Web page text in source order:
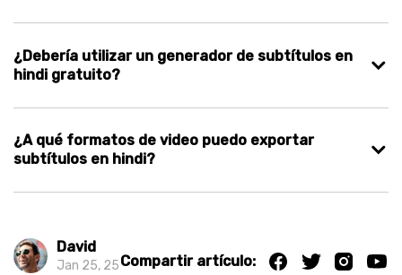
¿Debería utilizar un generador de subtítulos en
hindi gratuito?
¿A qué formatos de video puedo exportar
subtítulos en hindi?
David
Jan 25, 25Compartir artículo: